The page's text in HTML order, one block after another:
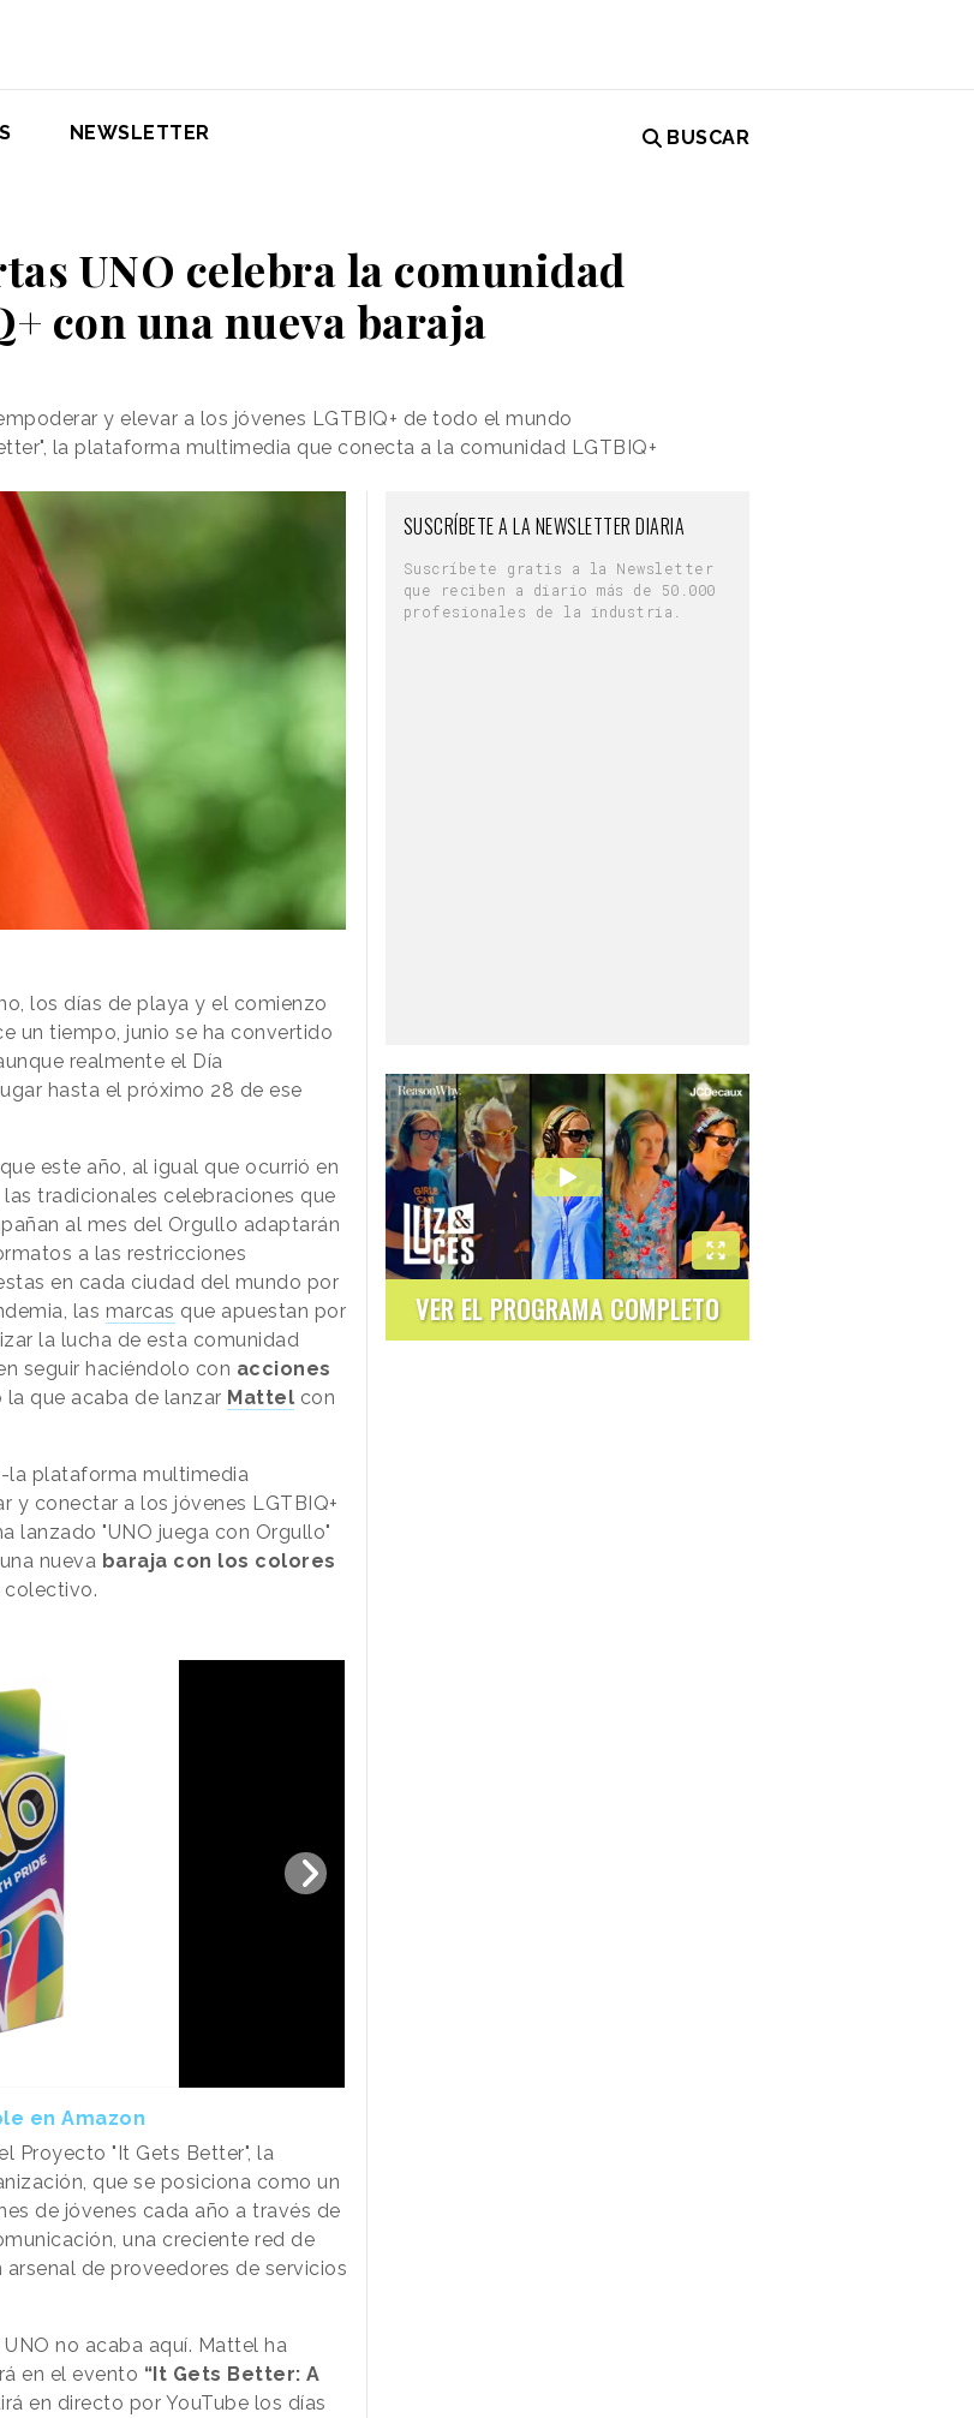
NEWSLETTER BUSCAR
UNO celebra la comunidad
con una nueva baraja
y elevar a los jóvenes LGTBIQ+ de todo el mundo
la plataforma multimedia que conecta a la comunidad LGTBIQ+
los días de playa y el comienzo
un tiempo, junio se ha convertido
aunque realmente el Día
hasta el próximo 28 de ese
este año, al igual que ocurrió en
las tradicionales celebraciones que
al mes del Orgullo adaptarán
a las restricciones
en cada ciudad del mundo por
las marcas que apuestan por
la lucha de esta comunidad
seguir haciéndolo con acciones
la que acaba de lanzar Mattel con
-la plataforma multimedia
y conectar a los jóvenes LGTBIQ+
lanzado "UNO juega con Orgullo"
nueva baraja con los colores
colectivo.
en Amazon
Proyecto "It Gets Better", la
que se posiciona como un
de jóvenes cada año a través de
una creciente red de
arsenal de proveedores de servicios
no acaba aquí. Mattel ha
en el evento “It Gets Better: A
en directo por YouTube los días
SUSCRÍBETE A LA NEWSLETTER DIARIA
Suscríbete gratis a la Newsletter
que reciben a diario más de 50.000
profesionales de la industria.
VER EL PROGRAMA COMPLETO